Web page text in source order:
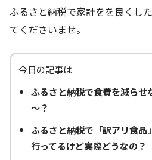
ふるさと納税で家計をを良くし
てくださいませ。
今日の記事は
ふるさと納税で食費を減らせ
～？
ふるさと納税で「訳アリ食品
行ってるけど実際どうなの？